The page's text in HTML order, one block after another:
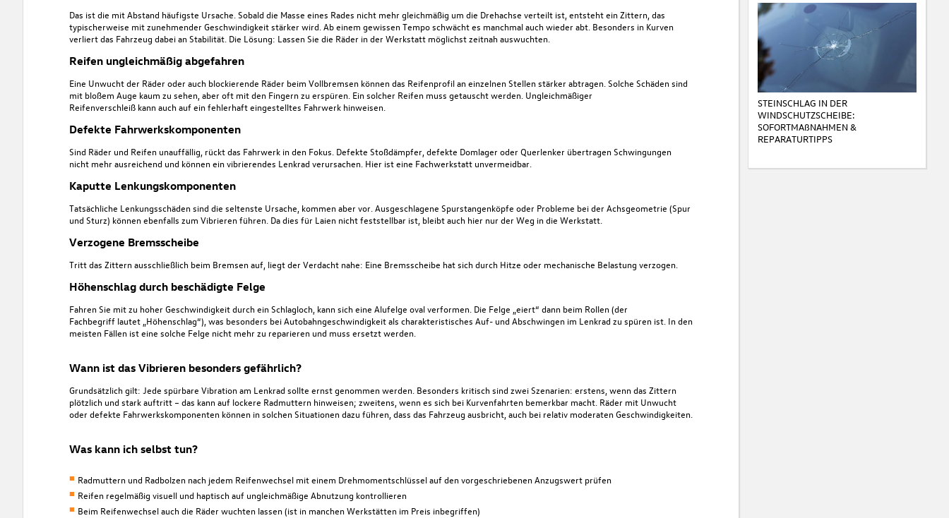
Das ist die mit Abstand häufigste Ursache. Sobald die Masse eines Rades nicht mehr gleichmäßig um die Drehachse verteilt ist, entsteht ein Zittern, das
typischerweise mit zunehmender Geschwindigkeit stärker wird. Ab einem gewissen Tempo schwächt es manchmal auch wieder abt. Besonders in Kurven
verliert das Fahrzeug dabei an Stabilität. Die Lösung: Lassen Sie die Räder in der Werkstattmöglichst zeitnah auswuchten.
Reifen ungleichmäßig abgefahren
Eine Unwucht der Räder oder auch blockierende Räder beim Vollbremsen könnendas Reifenprofilan einzelnen Stellen stärker abtragen. Solche Schäden sind
mit bloßem Auge kaum zu sehen, aber oft mit den Fingern zu erspüren. Ein solcher Reifen muss getauscht werden. Ungleichmäßiger
Reifenverschleiß kann auch auf ein fehlerhaft eingestelltes Fahrwerk hinweisen.
Defekte Fahrwerkskomponenten
Sind Räder und Reifenunauffällig, rücktdas Fahrwerkin den Fokus. Defekte Stoßdämpfer, defekte Domlager oder Querlenker übertragen Schwingungen
nicht mehr ausreichend und können ein vibrierendes Lenkrad verursachen. Hier ist eine Fachwerkstatt unvermeidbar.
Kaputte Lenkungskomponenten
Tatsächliche Lenkungsschäden sind die seltenste Ursache, kommen aber vor. Ausgeschlagene Spurstangenköpfe oder Probleme bei der Achsgeometrie (Spur
und Sturz) können ebenfalls zum Vibrieren führen. Da dies für Laien nicht feststellbar ist, bleibt auch hier nur der Weg in die Werkstatt.
Verzogene Bremsscheibe
Tritt das Zittern ausschließlich beim Bremsen auf, liegt der Verdacht nahe: Eine Bremsscheibe hat sich durch Hitze oder mechanische Belastung verzogen.
Höhenschlag durch beschädigte Felge
Fahren Sie mit zu hoher Geschwindigkeit durch ein Schlagloch, kann sicheine Alufelge oval verformen. Die Felge „eiert“ dann beim Rollen (der
Fachbegriff lautet „Höhenschlag“), was besonders bei Autobahngeschwindigkeit als charakteristisches Auf- und Abschwingen im Lenkrad zu spüren ist. In den
meisten Fällen ist eine solche Felge nicht mehr zu reparieren und muss ersetzt werden.
Wann ist das Vibrieren besonders gefährlich?
Grundsätzlich gilt: Jede spürbare Vibration am Lenkrad sollte ernst genommen werden. Besonders kritisch sind zwei Szenarien: erstens, wenn das Zittern
plötzlich und stark auftritt – das kann auf lockere Radmuttern hinweisen; zweitens, wenn es sich bei Kurvenfahrten bemerkbar macht. Räder mit Unwucht
oder defekte Fahrwerkskomponenten können in solchen Situationen dazu führen, dass das Fahrzeug ausbricht, auch bei relativ moderaten Geschwindigkeiten.
Was kann ich selbst tun?
Radmuttern und Radbolzen nach jedem Reifenwechsel mit einem Drehmomentschlüssel auf den vorgeschriebenen Anzugswert prüfen
Reifen regelmäßig visuell und haptisch auf ungleichmäßige Abnutzung kontrollieren
Beim Reifenwechsel auch die Räder wuchten lassen (ist in manchen Werkstätten im Preis inbegriffen)
STEINSCHLAG IN DER
WINDSCHUTZSCHEIBE:
SOFORTMAßNAHMEN &
REPARATURTIPPS